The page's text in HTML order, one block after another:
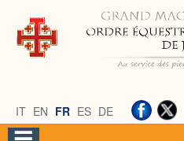
IT EN FR ES DE